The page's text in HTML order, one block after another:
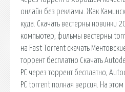
онлайн без рекламы. Жак
куда. Скачать вестерны новинки
компьютер, фильмы вестерны
на Fast Torrent скачать
торрент бесплатно Скачать
PC через торрент бесплатно,
PC torrent полная версия. На